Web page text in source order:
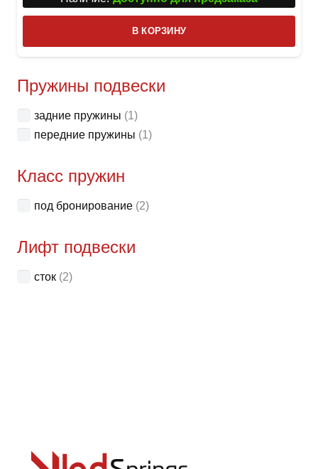
В КОРЗИНУ
Пружины подвески
задние пружины (1)
передние пружины (1)
Класс пружин
под бронирование (2)
Лифт подвески
сток (2)